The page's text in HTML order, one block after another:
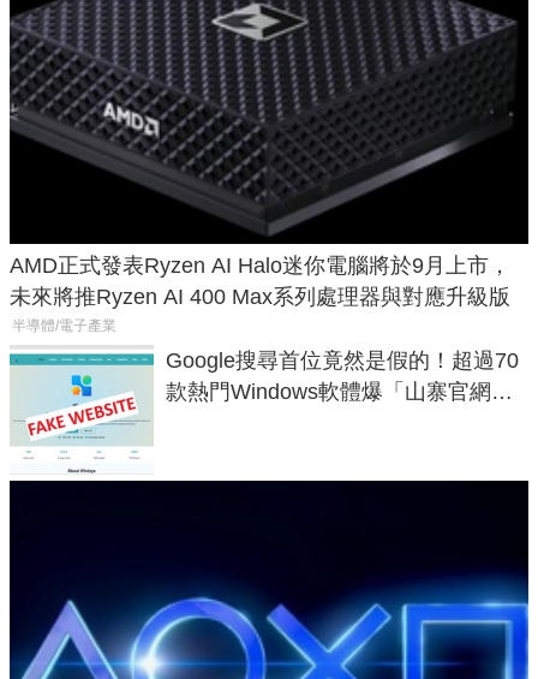
AMD正式發表Ryzen AI Halo迷你電腦將於9月上市，
未來將推Ryzen AI 400 Max系列處理器與對應升級版
半導體/電子產業
Google搜尋首位竟然是假的！超過70
款熱門Windows軟體爆「山寨官網」